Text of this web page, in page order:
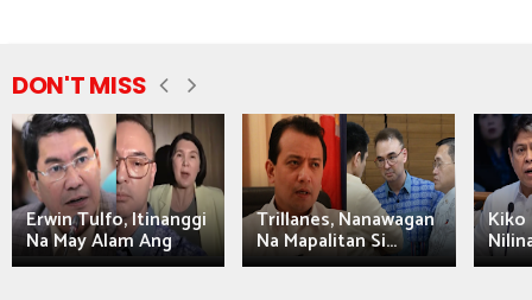
DON'T MISS
Erwin Tulfo, Itinanggi
Na May Alam Ang
Trillanes, Nanawagan
Na Mapalitan Si...
Kiko